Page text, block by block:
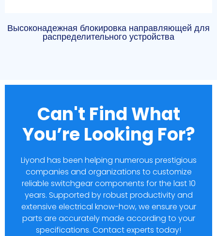
Высоконадежная блокировка направляющей для
распределительного устройства
Can't Find What
You’re Looking For?
Liyond has been helping numerous prestigious
companies and organizations to customize
reliable switchgear components for the last 10
years. Supported by robust productivity and
extensive electrical know-how, we ensure your
parts are accurately made according to your
specifications. Contact experts today!